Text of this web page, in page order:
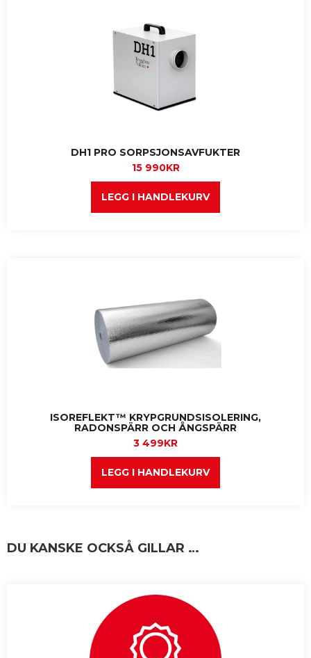
DH1 PRO SORPSJONSAVFUKTER
15 990KR
LEGG I HANDLEKURV
ISOREFLEKT™ KRYPGRUNDSISOLERING,
RADONSPÄRR OCH ÅNGSPÄRR
3 499KR
LEGG I HANDLEKURV
DU KANSKE OCKSÅ GILLAR …